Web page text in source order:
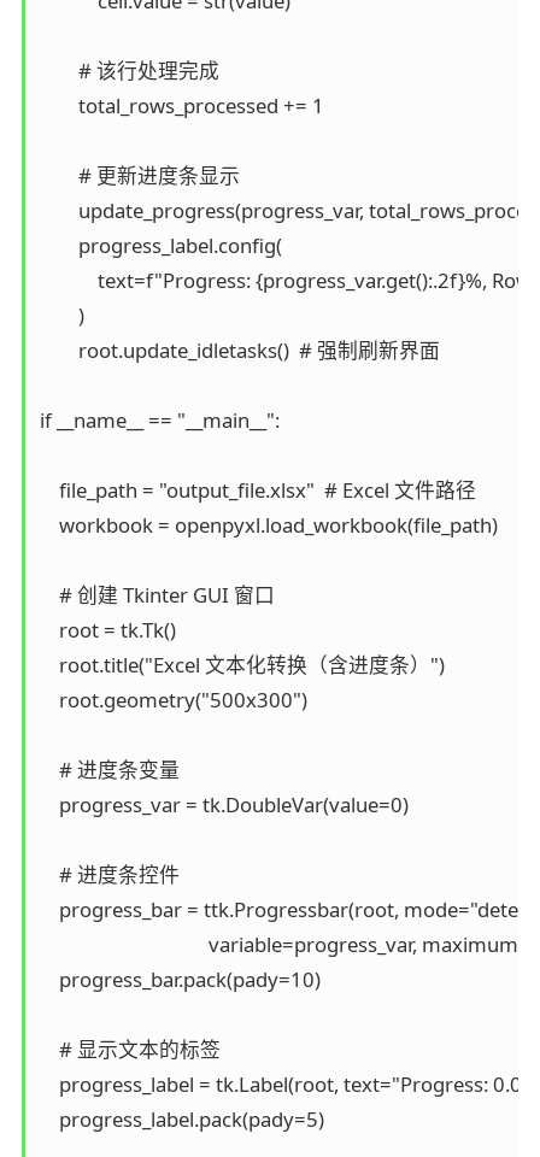
        # 该行处理完成
        total_rows_processed += 1
        # 更新进度条显示
update_progress(progress_var,
        progress_label.config(
text=f"Progress:
        )
        root.update_idletasks()  # 强制刷新界面
if __name__ == "__main__":
    file_path = "output_file.xlsx"  # Excel 文件路径
    workbook = openpyxl.load_workbook(file_path)
    # 创建 Tkinter GUI 窗口
    root = tk.Tk()
    root.title("Excel 文本化转换（含进度条）")
    root.geometry("500x300")
    # 进度条变量
    progress_var = tk.DoubleVar(value=0)
    # 进度条控件
progress_bar = ttk.Progressbar(root,
variable=progress_var,
    progress_bar.pack(pady=10)
    # 显示文本的标签
progress_label = tk.Label(root, text="Progress:
    progress_label.pack(pady=5)